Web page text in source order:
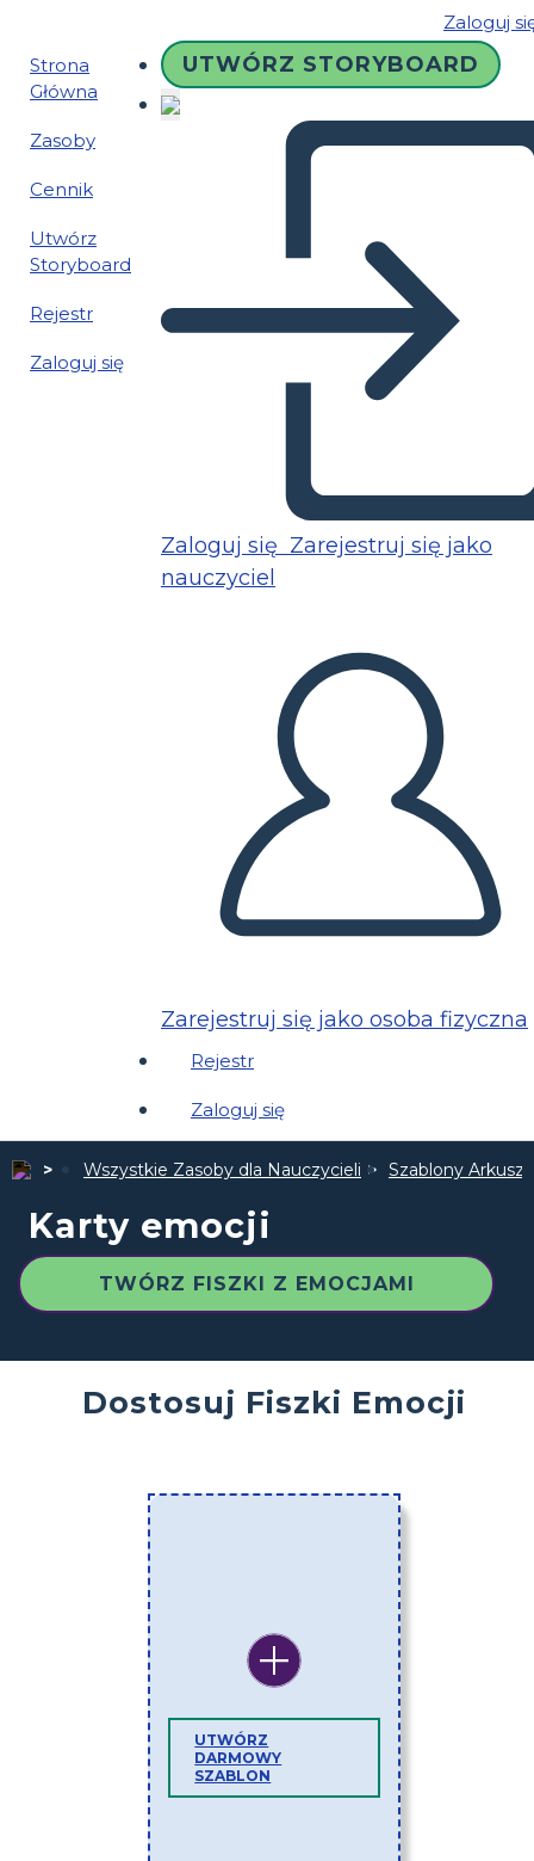
Zaloguj
Strona
Główna
Zasoby
Cennik
Utwórz
Storyboard
Rejestr
Zaloguj się
UTWÓRZ STORYBOARD
Zaloguj się Zarejestruj się jako
nauczyciel
Zarejestruj się jako osoba fizyczna
Rejestr
Zaloguj się
Wszystkie Zasoby dla Nauczycieli Szablony
Karty emocji
TWÓRZ FISZKI Z EMOCJAMI
Dostosuj Fiszki Emocji
UTWÓRZ
DARMOWY
SZABLON